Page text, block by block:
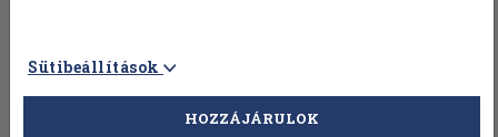
Vissza az előző oldalra Válasszon példányt
Sütibeállítások
HOZZÁJÁRULOK